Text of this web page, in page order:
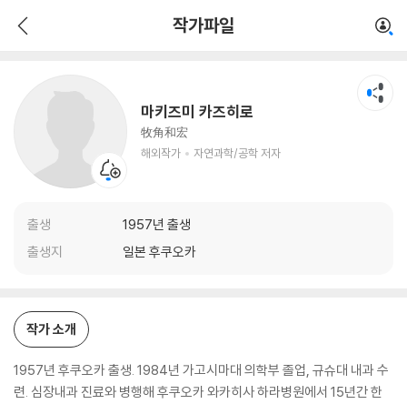
작가파일
마키즈미 카즈히로
牧角和宏
해외작가
자연과학/공학 저자
출생
1957년 출생
출생지
일본 후쿠오카
자연과학/공학 저자
작가 소개
1957년 후쿠오카 출생. 1984년 가고시마대 의학부 졸업, 규슈대 내과 수
련. 심장내과 진료와 병행해 후쿠오카 와카히사 하라병원에서 15년간 한